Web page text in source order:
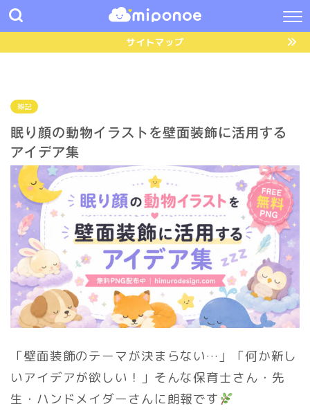
サイトマップ
雑記
眠り顔の動物イラストを壁面装飾に活用する
アイデア集
「壁面装飾のテーマが決まらない…」「何か新し
いアイデアが欲しい！」そんな保育士さん・先
生・ハンドメイダーさんに朗報です